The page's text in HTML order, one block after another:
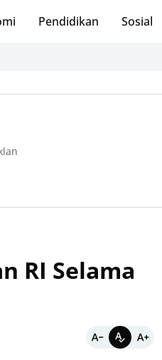
Pendidikan Sosial
RI Selama